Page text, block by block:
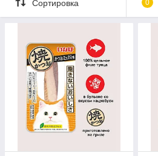
Особенности серии:
Куриное филе с разными
количеством дополнительных
Без ГМО, искусственных
Содержит экстракт зеленого
В лакомства для котят
Сортировка 0